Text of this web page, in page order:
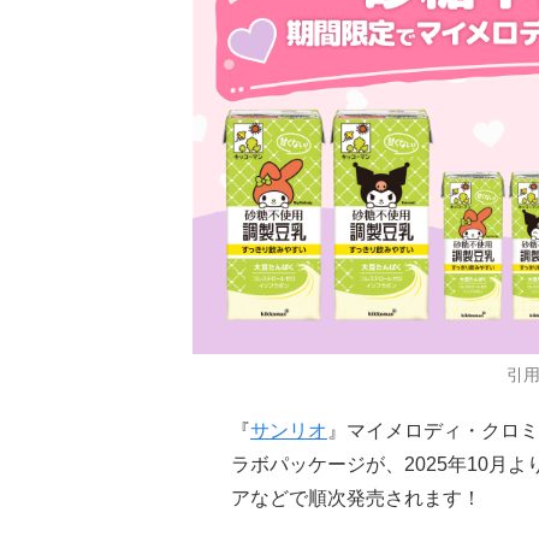
引
『サンリオ 』マイメロディ・クロ
ラボパッケージが、2025年10月よ
アなどで順次発売されます！